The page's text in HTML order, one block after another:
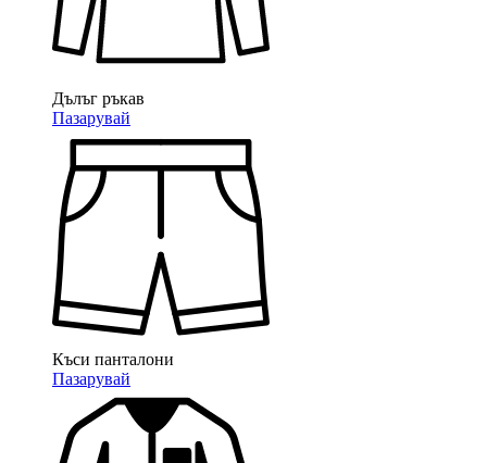
Дълъг ръкав
Пазарувай
Къси панталони
Пазарувай